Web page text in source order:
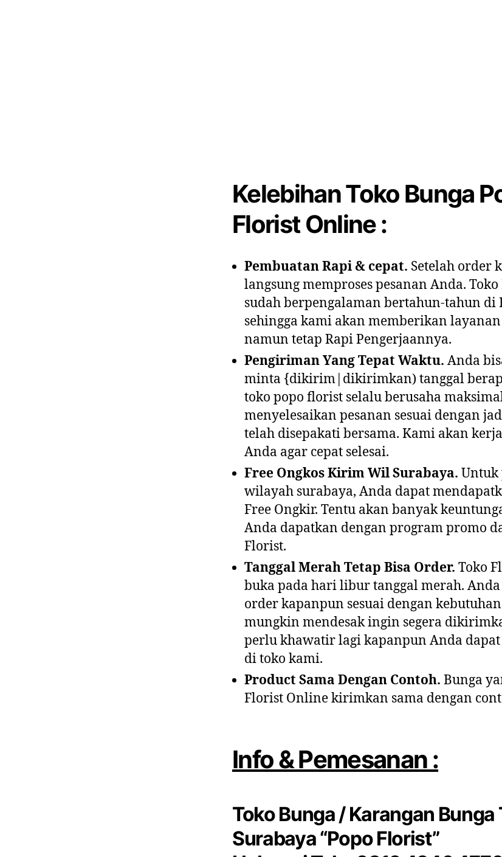
Kelebihan Toko Bunga
Florist Online :
Pembuatan Rapi & cepat. Setelah order
langsung memproses pesanan Anda.
sudah berpengalaman bertahun-tahun di
sehingga kami akan memberikan
namun tetap Rapi Pengerjaannya.
Pengiriman Yang Tepat Waktu. Anda
minta {dikirim|dikirimkan) tanggal
toko popo florist selalu berusaha
menyelesaikan pesanan sesuai dengan
telah disepakati bersama. Kami akan
Anda agar cepat selesai.
Free Ongkos Kirim Wil Surabaya. Untuk
wilayah surabaya, Anda dapat
Free Ongkir. Tentu akan banyak
Anda dapatkan dengan program promo
Florist.
Tanggal Merah Tetap Bisa Order. Toko
buka pada hari libur tanggal merah.
order kapanpun sesuai dengan
mungkin mendesak ingin segera
perlu khawatir lagi kapanpun Anda
di toko kami.
Product Sama Dengan Contoh. Bunga
Florist Online kirimkan sama dengan
Info & Pemesanan :
Toko Bunga / Karangan Bunga
Surabaya “Popo Florist”